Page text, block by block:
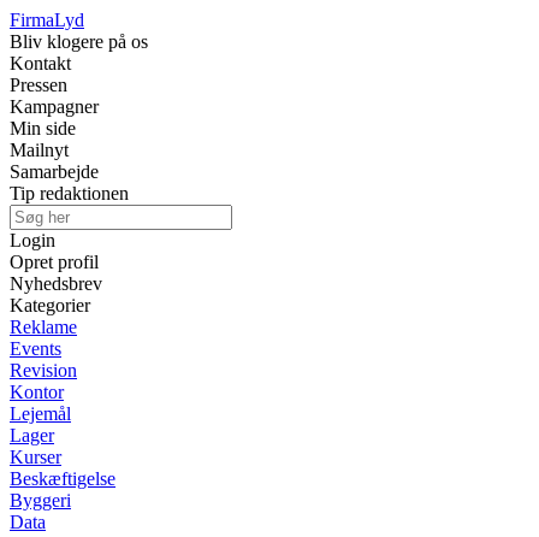
FirmaLyd
Bliv klogere på os
Kontakt
Pressen
Kampagner
Min side
Mailnyt
Samarbejde
Tip redaktionen
Login
Opret profil
Nyhedsbrev
Kategorier
Reklame
Events
Revision
Kontor
Lejemål
Lager
Kurser
Beskæftigelse
Byggeri
Data